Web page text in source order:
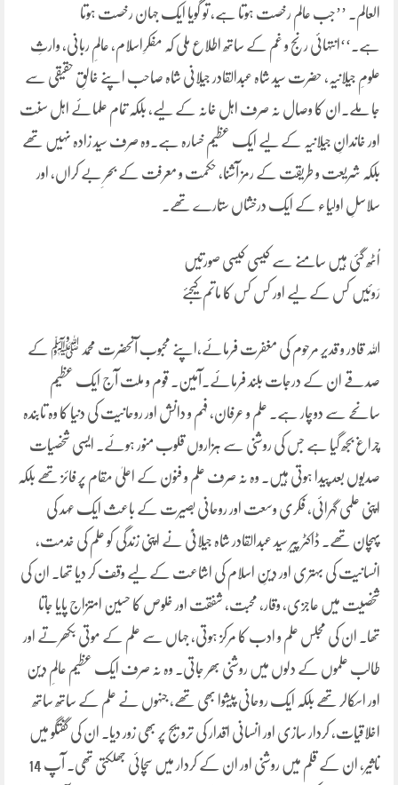
العالم۔ ’’جب عالم رخصت ہوتا ہے، تو گویا ایک جہان رخصت ہوتا
ہے۔‘‘انتہائی رنج و غم کے ساتھ اطلاع ملی کہ مفکرِاسلام، عالمِ ربانی، وارثِ
علومِ جیلانیہ، حضرت سید شاہ عبدالقادر جیلانی شاہ صاحب اپنے خالقِ حقیقی سے
جا ملے۔ان کا وصال نہ صرف اہل خانہ کے لیے، بلکہ تمام علمائے اہل سنت
اور خاندانِ جیلانیہ کے لیے ایک عظیم خسارہ ہے۔وہ صرف سید زادہ نہیں تھے
بلکہ شریعت و طریقت کے رمز آشنا، حکمت و معرفت کے بحرِ بے کراں، اور
سلاسلِ اولیاء کے ایک درخشاں ستارے تھے۔
اُٹھ گئی ہیں سامنے سے کیسی کیسی صورتیں
رَوئیں کس کے لیے اور کس کس کا ماتم کیجئے
اللہ قادر و قدیر مرحوم کی مغفرت فرمائے،اپنے محبوب آنحضرت محمد ﷺ کے
صدقے ان کے درجات بلند فرمائے۔آمین۔ قوم و ملت آج ایک عظیم
سانحے سے دوچار ہے۔ علم و عرفان، فہم و دانش اور روحانیت کی دنیا کا وہ تابندہ
چراغ بجھ گیا ہے جس کی روشنی سے ہزاروں قلوب منور ہوئے۔ ایسی شخصیات
صدیوں بعد پیدا ہوتی ہیں۔ وہ نہ صرف علم و فنون کے اعلیٰ مقام پر فائز تھے بلکہ
اپنی علمی گہرائی، فکری وسعت اور روحانی بصیرت کے باعث ایک عہد کی
پہچان تھے۔ ڈاکٹر پیر سید عبدالقادر شاہ جیلانیؒ نے اپنی زندگی کو علم کی خدمت،
انسانیت کی بہتری اور دینِ اسلام کی اشاعت کے لیے وقف کر دیا تھا۔ ان کی
شخصیت میں عاجزی، وقار، محبت، شفقت اور خلوص کا حسین امتزاج پایا جاتا
تھا۔ ان کی مجلس علم و ادب کا مرکز ہوتی، جہاں سے علم کے موتی بکھرتے اور
طالب علموں کے دلوں میں روشنی بھر جاتی۔ وہ نہ صرف ایک عظیم عالمِ دین
اور اسکالر تھے بلکہ ایک روحانی پیشوا بھی تھے، جنہوں نے علم کے ساتھ ساتھ
اخلاقیات، کردار سازی اور انسانی اقدار کی ترویج پر بھی زور دیا۔ ان کی گفتگو میں
تاثیر، ان کے قلم میں روشنی اور ان کے کردار میں سچائی جھلکتی تھی۔ آپ 14